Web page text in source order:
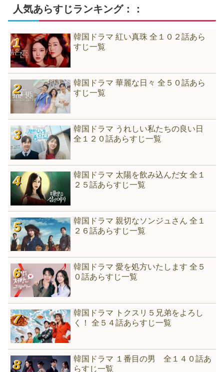
人気あらすじランキング：：
韓国ドラマ 紅い真珠 全１０２話あら
すじ一覧
韓国ドラマ 華麗な日々 全５０話あら
すじ一覧
韓国ドラマ うれしい私たちの良い日
全１２０話あらすじ一覧
韓国ドラマ 太陽を飲み込んだ女 全１
２５話あらすじ一覧
韓国ドラマ 親切なソンジュさん 全１
２６話あらすじ一覧
韓国ドラマ 愛を処方いたします 全５
０話あらすじ一覧
韓国ドラマ トクスリ５兄弟をよろし
く！ 全５４話あらすじ一覧
韓国ドラマ １番目の男 全１４０話あ
らすじ一覧